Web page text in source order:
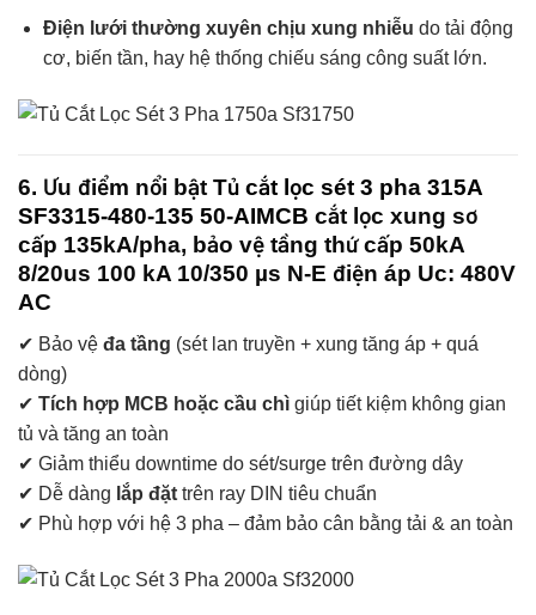
Điện lưới thường xuyên chịu xung nhiễu do tải động
cơ, biến tần, hay hệ thống chiếu sáng công suất lớn.
6. Ưu điểm nổi bật Tủ cắt lọc sét 3 pha 315A
SF3315-480-135 50-AIMCB cắt lọc xung sơ
cấp 135kA/pha, bảo vệ tầng thứ cấp 50kA
8/20us 100 kA 10/350 µs N-E điện áp Uc: 480V
AC
✔ Bảo vệ đa tầng (sét lan truyền + xung tăng áp + quá
dòng)
✔ Tích hợp MCB hoặc cầu chì giúp tiết kiệm không gian
tủ và tăng an toàn
✔ Giảm thiểu downtime do sét/surge trên đường dây
✔ Dễ dàng lắp đặt trên ray DIN tiêu chuẩn
✔ Phù hợp với hệ 3 pha – đảm bảo cân bằng tải & an toàn